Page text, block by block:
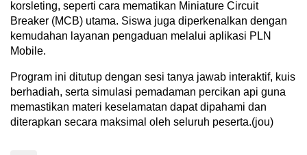
korsleting, seperti cara mematikan Miniature Circuit
Breaker (MCB) utama. Siswa juga diperkenalkan dengan
kemudahan layanan pengaduan melalui aplikasi PLN
Mobile.
Program ini ditutup dengan sesi tanya jawab interaktif, kuis
berhadiah, serta simulasi pemadaman percikan api guna
memastikan materi keselamatan dapat dipahami dan
diterapkan secara maksimal oleh seluruh peserta.(jou)